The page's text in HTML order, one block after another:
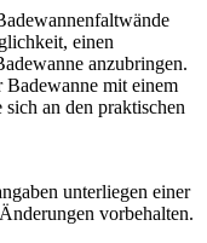
einen
anzubringen.
Badewanne mit einem
an den praktischen
unterliegen einer
vorbehalten.